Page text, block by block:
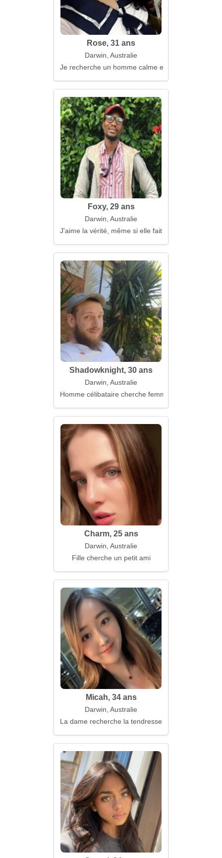
Rose, 31 ans
Darwin, Australie
Je recherche un homme calme et fiable
Foxy, 29 ans
Darwin, Australie
J'aime la vérité, même si elle fait mal
Shadowknight, 30 ans
Darwin, Australie
Homme célibataire cherche femme
Charm, 25 ans
Darwin, Australie
Fille cherche un petit ami
Micah, 34 ans
Darwin, Australie
La dame recherche la tendresse et le tact